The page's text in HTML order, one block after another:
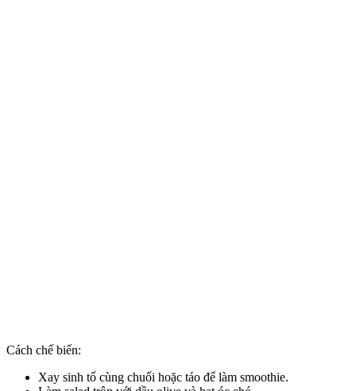
Cách chế biến:
Xay sinh tố cùng chuối hoặc táo để làm smoothie.